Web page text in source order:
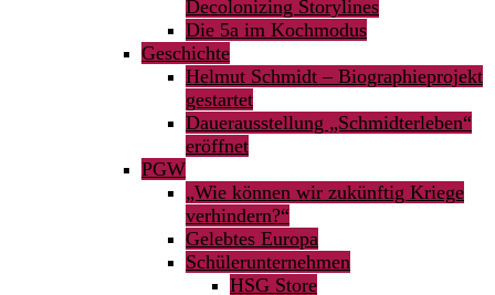
Decolonizing Storylines
Die 5a im Kochmodus
Geschichte
Helmut Schmidt – Biographieprojekt
gestartet
Dauerausstellung „Schmidterleben“
eröffnet
PGW
„Wie können wir zukünftig Kriege
verhindern?“
Gelebtes Europa
Schülerunternehmen
HSG Store